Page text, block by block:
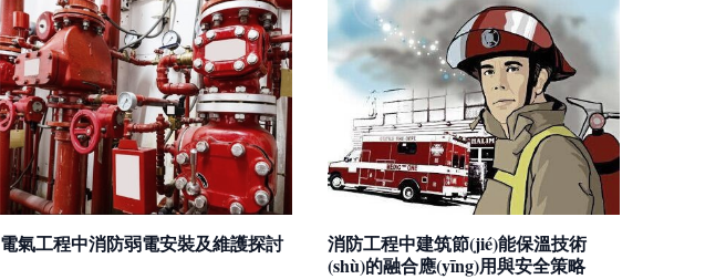
電氣工程中消防弱電安裝及維護探討
消防工程中建筑節(jié)能保溫技術
(shù)的融合應(yīng)用與安全策略